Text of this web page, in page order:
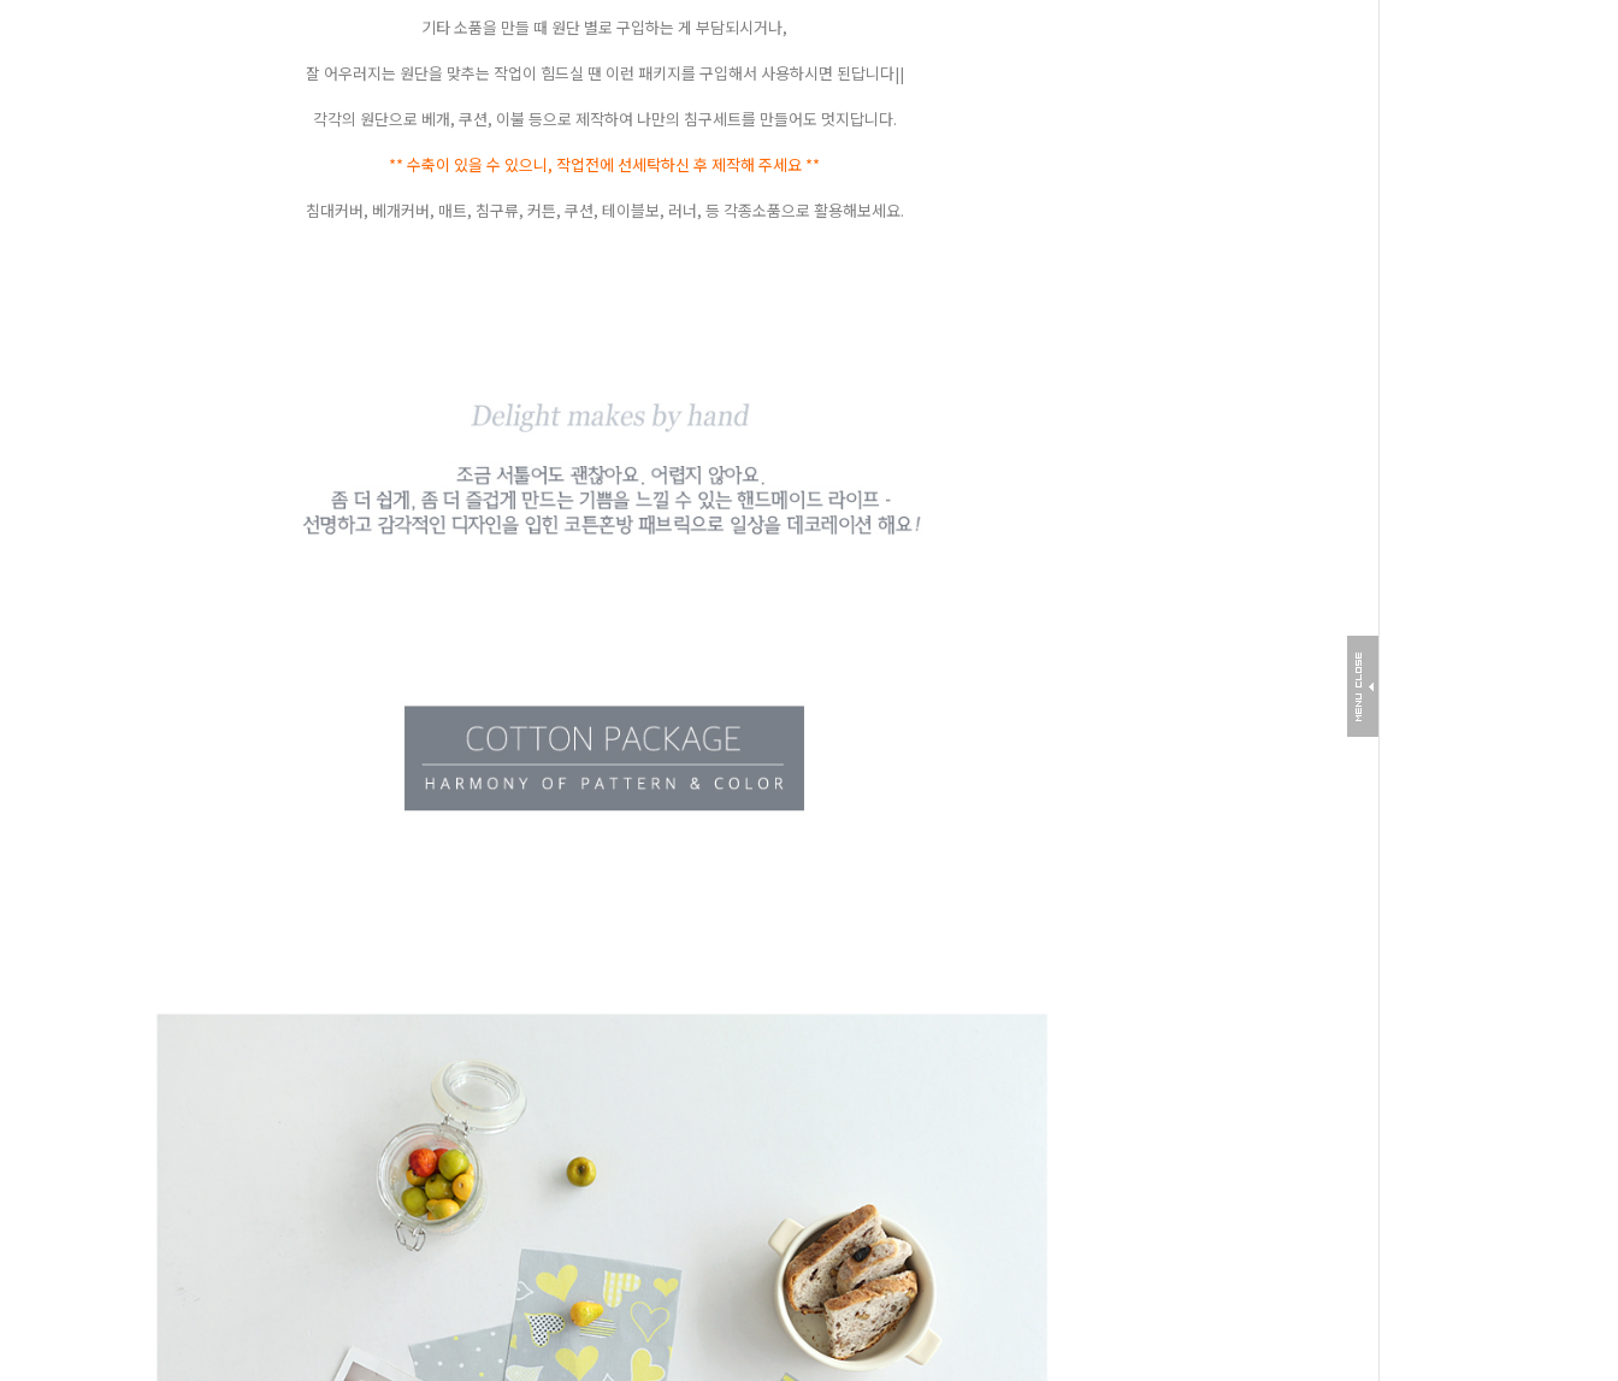
기타 소품을 만들 때 원단 별로 구입하는 게 부담되시거나,
잘 어우러지는 원단을 맞추는 작업이 힘드실 땐 이런 패키지를 구입해서 사용하시면 된답니다||
각각의 원단으로 베개, 쿠션, 이불 등으로 제작하여 나만의 침구세트를 만들어도 멋지답니다.
** 수축이 있을 수 있으니, 작업전에 선세탁하신 후 제작해 주세요 **
침대커버, 베개커버, 매트, 침구류, 커튼, 쿠션, 테이블보, 러너, 등 각종소품으로 활용해보세요.